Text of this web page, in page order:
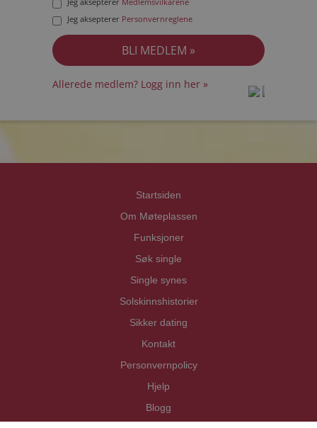
Jeg aksepterer Personvernreglene
Allerede medlem? Logg inn her »
Startsiden
Om Møteplassen
Funksjoner
Søk single
Single synes
Solskinnshistorier
Sikker dating
Kontakt
Personvernpolicy
Hjelp
Blogg